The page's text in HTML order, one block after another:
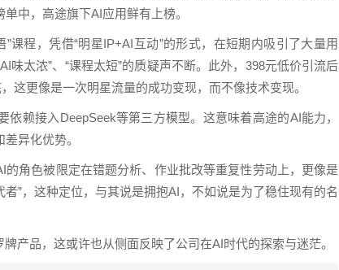
中，高途旗下AI应用鲜有上榜。
课程，凭借“明星IP+AI互动”的形式，在短期内吸引了大量用
太浓”、“课程太短”的质疑声不断。此外，398元低价引流后
这更像是一次明星流量的成功变现，而不像技术变现。
赖接入DeepSeek等第三方模型。这意味着高途的AI能力，
异化优势。
角色被限定在错题分析、作业批改等重复性劳动上，更像是
”，这种定位，与其说是拥抱AI，不如说是为了稳住现有的名
牌产品，这或许也从侧面反映了公司在AI时代的探索与迷茫。